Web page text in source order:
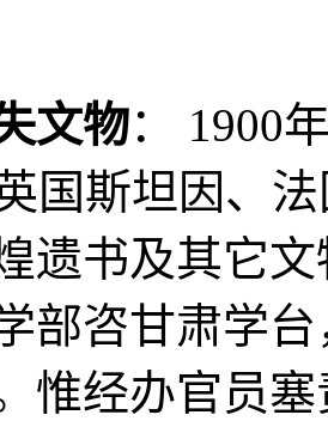
文物： 1900
国斯坦因、
遗书及其它
部咨甘肃学
惟经办官员